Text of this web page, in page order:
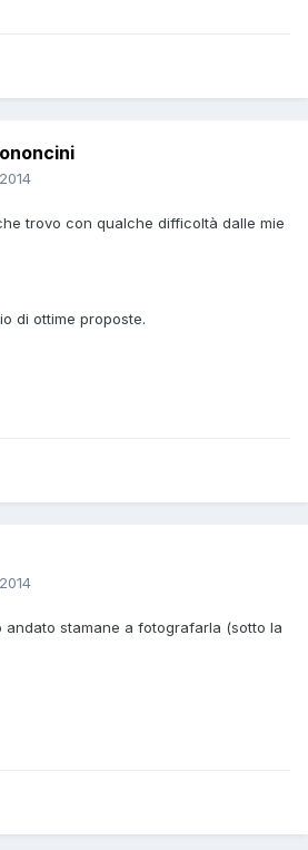
trovo con qualche difficoltà dalle mie
di ottime proposte.
andato stamane a fotografarla (sotto la